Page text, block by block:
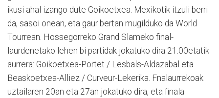
ikusi ahal izango dute Goikoetxea. Mexikotik itzuli berri
da, sasoi onean, eta gaur bertan mugilduko da World
Tourrean. Hossegorreko Grand Slameko final-
laurdenetako lehen bi partidak jokatuko dira 21:00etatik
aurrera: Goikoetxea-Portet / Lesbals-Aldazabal eta
Beaskoetxea-Alliez / Curveur-Lekerika. Fnalaurrekoak
uztailaren 20an eta 27an jokatuko dira, eta finala